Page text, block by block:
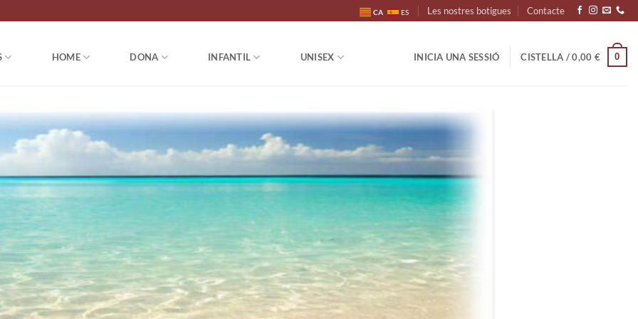
CA ES Les nostres botigues Contacte
HOME DONA INFANTIL UNISEX INICIA UNA SESSIÓ CISTELLA /0,00 € 0